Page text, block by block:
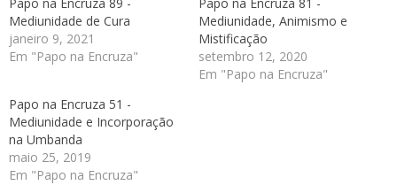
Mediunidade de Cura
janeiro 9, 2021
Em "Papo na Encruza"
Mediunidade, Animismo e
Mistificação
setembro 12, 2020
Em "Papo na Encruza"
Papo na Encruza 51 -
Mediunidade e Incorporação
na Umbanda
maio 25, 2019
Em "Papo na Encruza"